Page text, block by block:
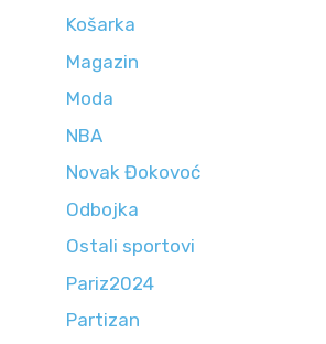
Košarka
Magazin
Moda
NBA
Novak Đokovoć
Odbojka
Ostali sportovi
Pariz2024
Partizan